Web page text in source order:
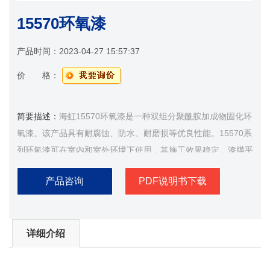
15570环氧漆
产品时间： 2023-04-27 15:57:37
价 格：
简要描述： 海虹15570环氧漆是一种双组分聚酰胺加成物固化环
氧漆。该产品具有耐腐蚀、防水、耐磨损等优良性能。15570系
列环氧漆可在室内和室外环境下使用，其施工效果稳定，漆膜平
整、硬度高、附着力强
产品咨询 PDF说明书下载
详细介绍